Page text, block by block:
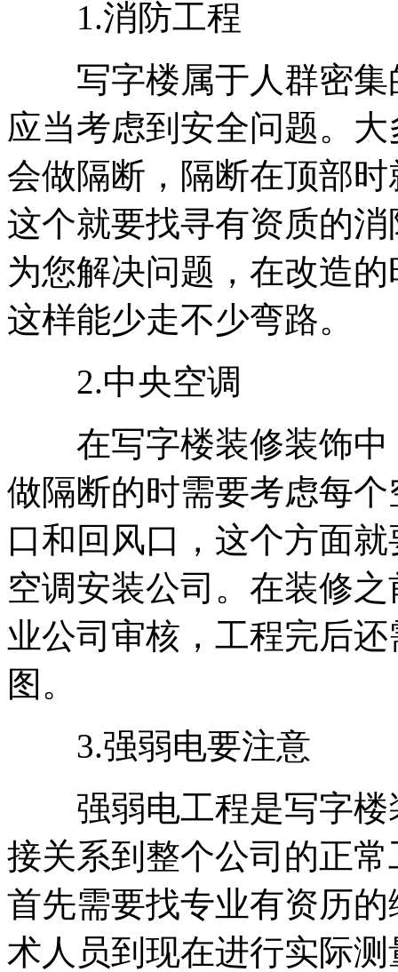
1.消防工程
写字楼属于人群密集
应当考虑到安全问题。
会做隔断，隔断在顶部
这个就要找寻有资质的
为您解决问题，在改造
这样能少走不少弯路。
2.中央空调
在写字楼装修装饰中
做隔断的时需要考虑每
口和回风口，这个方面
空调安装公司。在装修
业公司审核，工程完后
图。
3.强弱电要注意
强弱电工程是写字楼
接关系到整个公司的正
首先需要找专业有资历
术人员到现在进行实际